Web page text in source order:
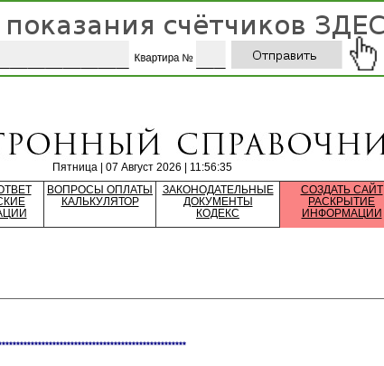
Пятница | 07 Август 2026 | 11:56:35
ВОПРОСЫ ОПЛАТЫ
КАЛЬКУЛЯТОР
ЗАКОНОДАТЕЛЬНЫЕ
ДОКУМЕНТЫ
КОДЕКС
СОЗДАТЬ САЙТ
РАСКРЫТИЕ
ИНФОРМАЦИИ